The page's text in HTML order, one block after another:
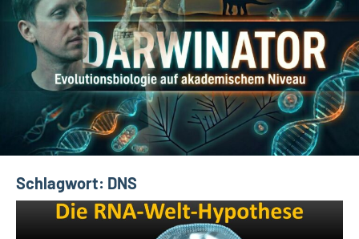
Schlagwort: DNS